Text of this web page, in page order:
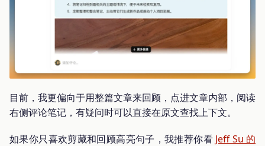
目前，我更偏向于用整篇文章来回顾，点进文章内部，阅读
右侧评论笔记，有疑问时可以直接在原文查找上下文。
如果你只喜欢剪藏和回顾高亮句子，我推荐你看 Jeff Su 的